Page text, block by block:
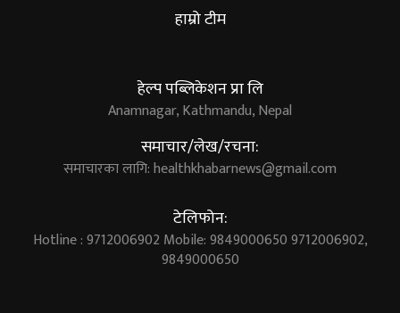
हाम्रो टीम
हेल्प पब्लिकेशन प्रा लि
Anamnagar, Kathmandu, Nepal
समाचार/लेख/रचना:
समाचारका लागि:healthkhabarnews@gmail.com
टेलिफोन:
Hotline : 9712006902 Mobile: 9849000650 9712006902,
9849000650